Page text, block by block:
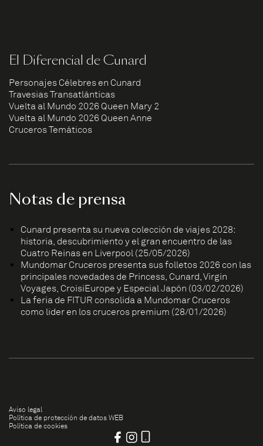
El Diferencial de Cunard
Personajes Célebres en Cunard
Travesías Transatlánticas
Vuelta al Mundo 2026 Queen Mary 2
Vuelta al Mundo 2026 Queen Anne
Cruceros Temáticos
Notas de prensa
Cunard presenta su nueva colección de viajes 2028:
historia, descubrimiento y el gran encuentro de las
Cuatro Reinas en Liverpool (25/05/2026)
Mundomar Cruceros presenta sus folletos 2026 con las
principales novedades de Princess, Cunard, Virgin
Voyages, CroisiEurope y Especial Japón (03/02/2026)
La feria de FITUR consolida a Mundomar Cruceros
como líder en los cruceros premium (28/01/2026)
Aviso legal
Política de protección de datos WEB
Política de cookies